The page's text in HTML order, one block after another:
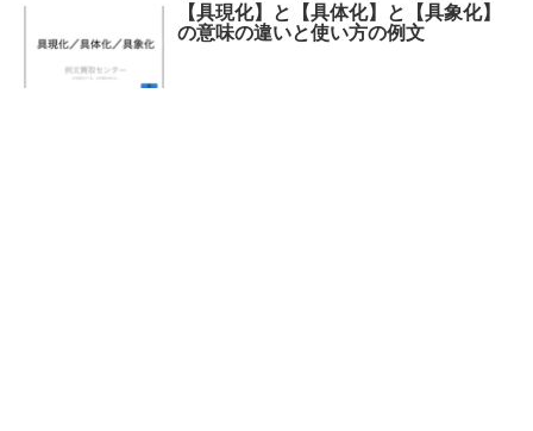
【具現化】と【具体化】と【具象化】
の意味の違いと使い方の例文